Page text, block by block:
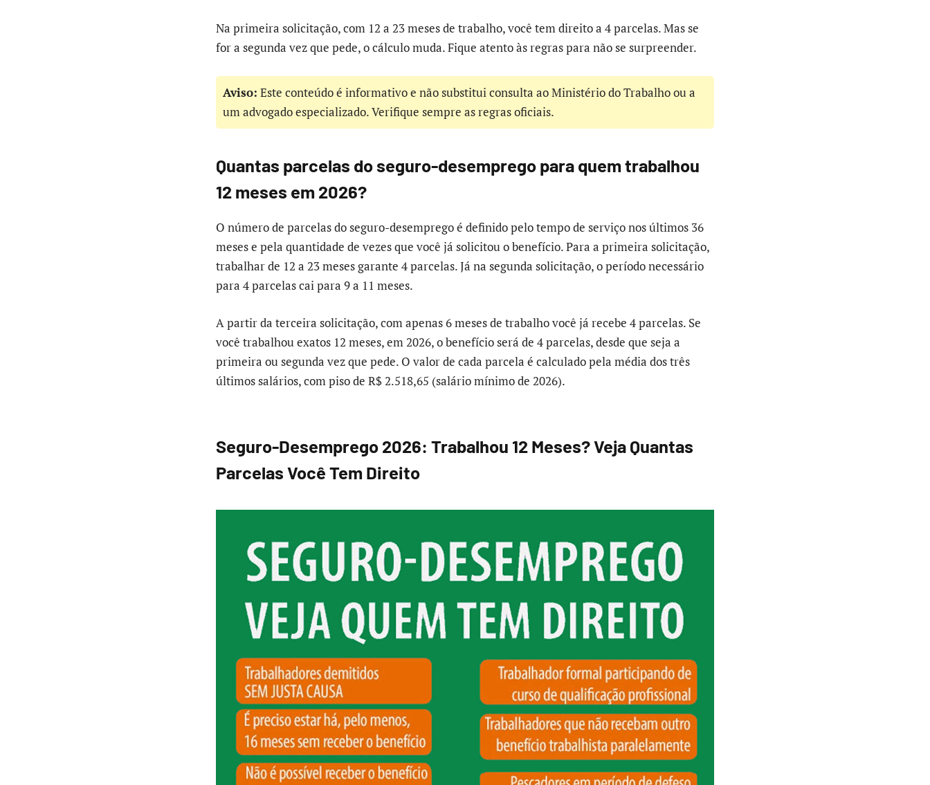
Na primeira solicitação, com 12 a 23 meses de trabalho, você tem direito a 4 parcelas. Mas se
for a segunda vez que pede, o cálculo muda. Fique atento às regras para não se surpreender.
Aviso: Este conteúdo é informativo e não substitui consulta ao Ministério do Trabalho ou a
um advogado especializado. Verifique sempre as regras oficiais.
Quantas parcelas do seguro-desemprego para quem trabalhou
12 meses em 2026?
O número de parcelas do seguro-desemprego é definido pelo tempo de serviço nos últimos 36
meses e pela quantidade de vezes que você já solicitou o benefício. Para a primeira solicitação,
trabalhar de 12 a 23 meses garante 4 parcelas. Já na segunda solicitação, o período necessário
para 4 parcelas cai para 9 a 11 meses.
A partir da terceira solicitação, com apenas 6 meses de trabalho você já recebe 4 parcelas. Se
você trabalhou exatos 12 meses, em 2026, o benefício será de 4 parcelas, desde que seja a
primeira ou segunda vez que pede. O valor de cada parcela é calculado pela média dos três
últimos salários, com piso de R$ 2.518,65 (salário mínimo de 2026).
Seguro-Desemprego 2026: Trabalhou 12 Meses? Veja Quantas
Parcelas Você Tem Direito